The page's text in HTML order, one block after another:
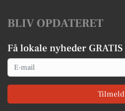
BLIV OPDATERET
Få lokale nyheder GRATIS
Email
Tilmeld